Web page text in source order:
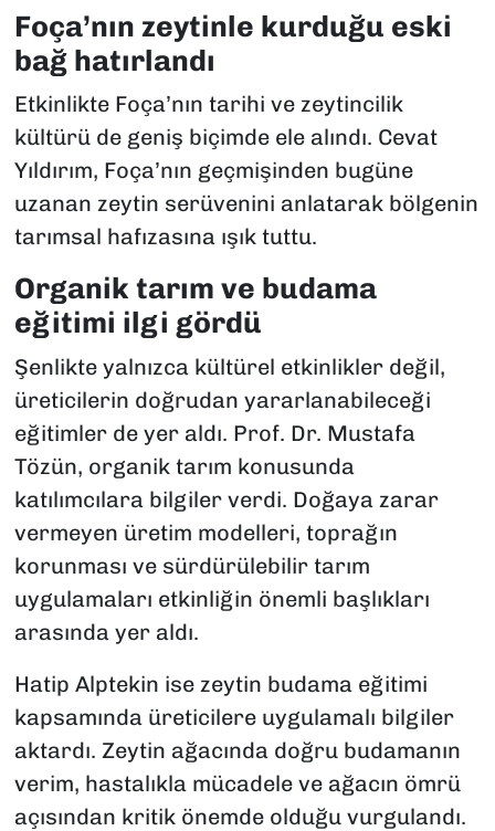
Foça’nın zeytinle kurduğu eski
bağ hatırlandı
Etkinlikte Foça’nın tarihi ve zeytincilik
kültürü de geniş biçimde ele alındı. Cevat
Yıldırım, Foça’nın geçmişinden bugüne
uzanan zeytin serüvenini anlatarak bölgenin
tarımsal hafızasına ışık tuttu.
Organik tarım ve budama
eğitimi ilgi gördü
Şenlikte yalnızca kültürel etkinlikler değil,
üreticilerin doğrudan yararlanabileceği
eğitimler de yer aldı. Prof. Dr. Mustafa
Tözün, organik tarım konusunda
katılımcılara bilgiler verdi. Doğaya zarar
vermeyen üretim modelleri, toprağın
korunması ve sürdürülebilir tarım
uygulamaları etkinliğin önemli başlıkları
arasında yer aldı.
Hatip Alptekin ise zeytin budama eğitimi
kapsamında üreticilere uygulamalı bilgiler
aktardı. Zeytin ağacında doğru budamanın
verim, hastalıkla mücadele ve ağacın ömrü
açısından kritik önemde olduğu vurgulandı.